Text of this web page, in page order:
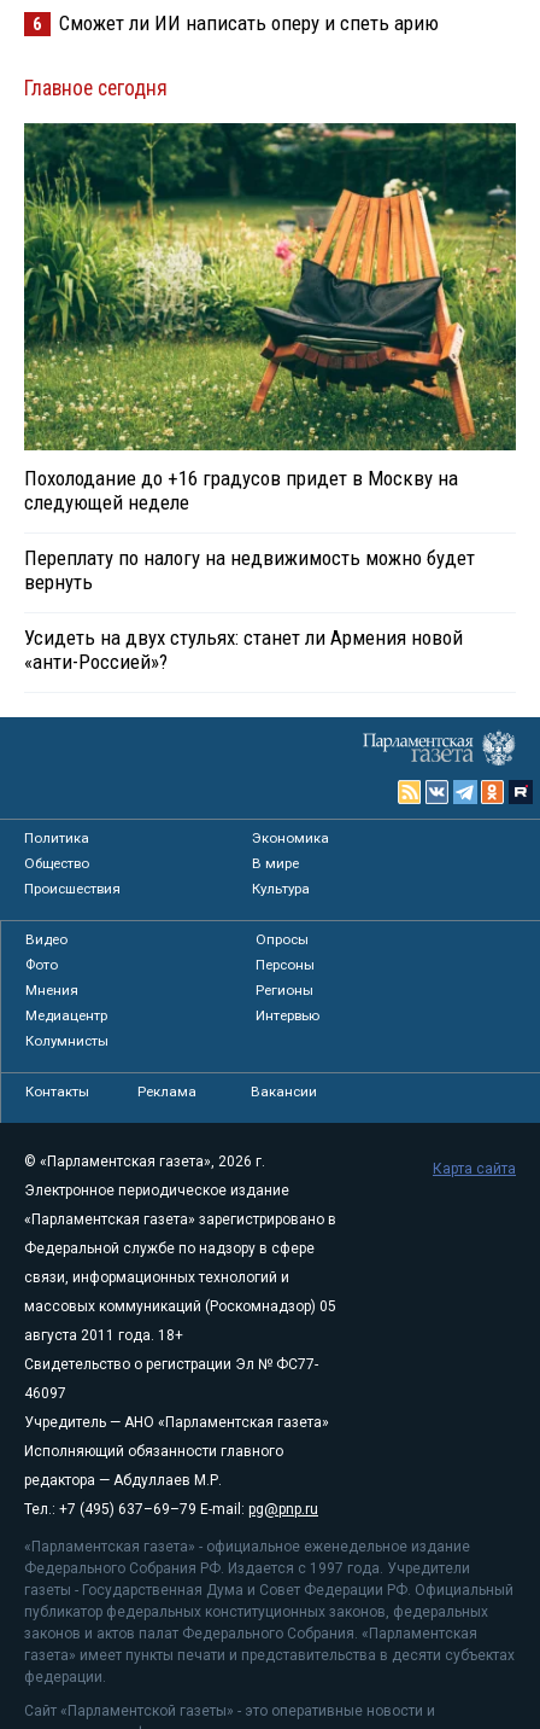
6 Сможет ли ИИ написать оперу и спеть арию
Главное сегодня
Похолодание до +16 градусов придет в Москву на
следующей неделе
Переплату по налогу на недвижимость можно будет
вернуть
Усидеть на двух стульях: станет ли Армения новой
«анти-Россией»?
Политика
Экономика
Общество
В мире
Происшествия
Культура
Видео
Опросы
Фото
Персоны
Мнения
Регионы
Медиацентр
Интервью
Колумнисты
Контакты Реклама Вакансии
© «Парламентская газета», 2026 г.
Электронное периодическое издание
«Парламентская газета» зарегистрировано в
Федеральной службе по надзору в сфере
связи, информационных технологий и
массовых коммуникаций (Роскомнадзор) 05
августа 2011 года. 18+
Свидетельство о регистрации Эл № ФС77-
46097
Учредитель — АНО «Парламентская газета»
Исполняющий обязанности главного
редактора — Абдуллаев М.Р.
Тел.: +7 (495) 637–69–79 E-mail: pg@pnp.ru
«Парламентская газета» - официальное еженедельное издание
Федерального Собрания РФ. Издается с 1997 года. Учредители
газеты - Государственная Дума и Совет Федерации РФ. Официальный
публикатор федеральных конституционных законов, федеральных
законов и актов палат Федерального Собрания. «Парламентская
газета» имеет пункты печати и представительства в десяти субъектах
федерации.
Сайт «Парламентской газеты» - это оперативные новости и
Карта сайта